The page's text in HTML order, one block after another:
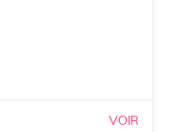
VOIR